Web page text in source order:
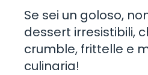
Se sei un goloso,
dessert irresistibili,
crumble, frittelle e
culinaria!